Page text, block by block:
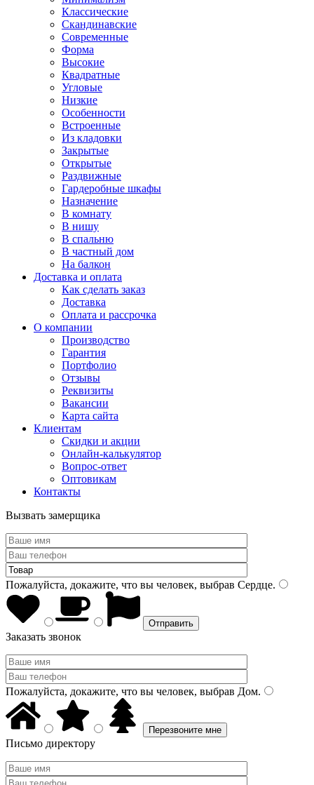
Классические
Скандинавские
Современные
Форма
Высокие
Квадратные
Угловые
Низкие
Особенности
Встроенные
Из кладовки
Закрытые
Открытые
Раздвижные
Гардеробные шкафы
Назначение
В комнату
В нишу
В спальню
В частный дом
На балкон
Доставка и оплата
Как сделать заказ
Доставка
Оплата и рассрочка
О компании
Производство
Гарантия
Портфолио
Отзывы
Реквизиты
Вакансии
Карта сайта
Клиентам
Скидки и акции
Онлайн-калькулятор
Вопрос-ответ
Оптовикам
Контакты
Вызвать замерщика
Пожалуйста, докажите, что вы человек, выбрав Сердце.
Заказать звонок
Пожалуйста, докажите, что вы человек, выбрав Дом.
Письмо директору